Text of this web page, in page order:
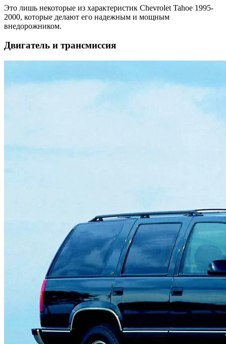
Это лишь некоторые из характеристик Chevrolet Tahoe 1995-
2000, которые делают его надежным и мощным
внедорожником.
Двигатель и трансмиссия